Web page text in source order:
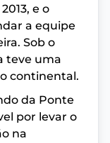
e o
a equipe
Sob o
teve uma
continental.
da Ponte
por levar o
na